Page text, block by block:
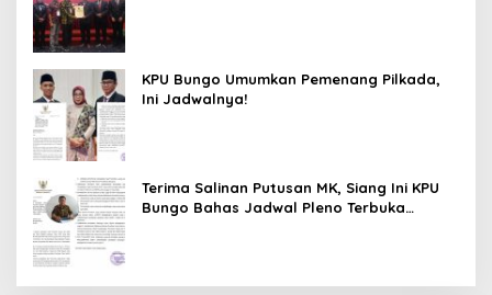
KPU Bungo Umumkan Pemenang Pilkada,
Ini Jadwalnya!
Terima Salinan Putusan MK, Siang Ini KPU
Bungo Bahas Jadwal Pleno Terbuka